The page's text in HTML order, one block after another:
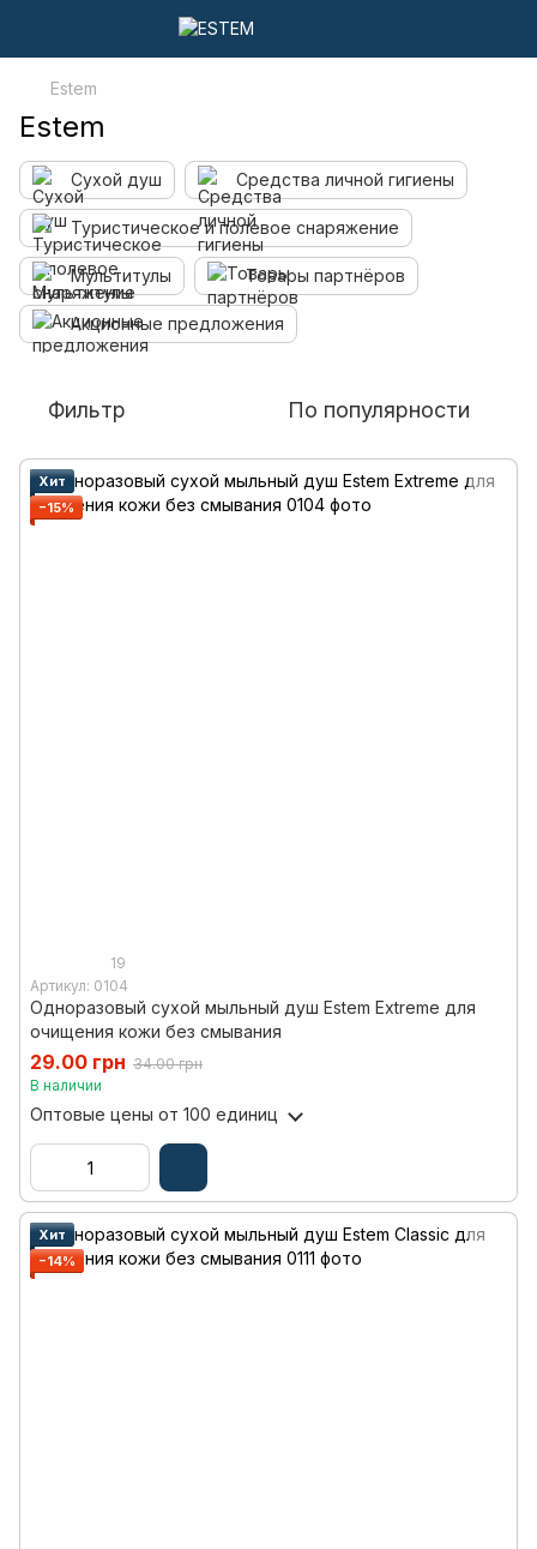
Estem
Estem
Сухой душ Средства личной гигиены
Туристическое и полевое снаряжение
Мультитулы Товары партнёров
Акционные предложения
Фильтр По популярности
Хит
−15%
19
Артикул: 0104
Одноразовый сухой мыльный душ Estem Extreme для
очищения кожи без смывания
29.00 грн 34.00 грн
В наличии
Оптовые цены от 100 единиц
Хит
−14%